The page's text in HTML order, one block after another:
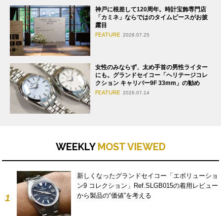
神戸に根差して120周年。時計宝飾専門店
「カミネ」ならではのタイムピースがお披
露目
FEATURE 2026.07.25
女性のみならず、太め手首の男性ライター
にも。グランドセイコー「ヘリテージコレ
クション キャリバー9F 33mm」の勧め
FEATURE 2026.07.14
WEEKLY MOST VIEWED
1
新しくなったグランドセイコー「エボリューショ
ン9 コレクション」Ref.SLGB015の着用レビュー
から製品の“価値”を考える